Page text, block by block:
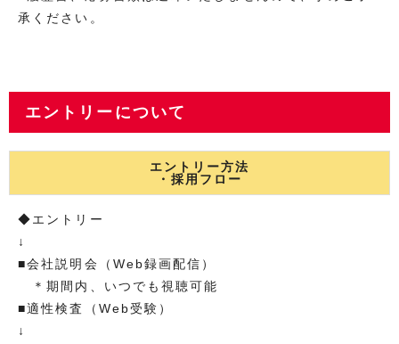
承ください。
エントリーについて
エントリー方法
・採用フロー
◆エントリー
↓
■会社説明会（Web録画配信）
＊期間内、いつでも視聴可能
■適性検査（Web受験）
↓